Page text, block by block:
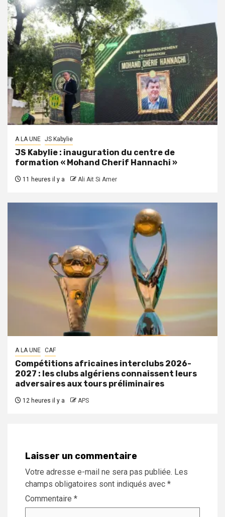
A LA UNE JS Kabylie
JS Kabylie : inauguration du centre de
formation « Mohand Cherif Hannachi »
11 heures il y a Ali Ait Si Amer
A LA UNE CAF
Compétitions africaines interclubs 2026-
2027 : les clubs algériens connaissent leurs
adversaires aux tours préliminaires
12 heures il y a APS
Laisser un commentaire
Votre adresse e-mail ne sera pas publiée. Les
champs obligatoires sont indiqués avec *
Commentaire *